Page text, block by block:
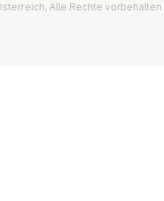
Alle Rechte vorbehalten.